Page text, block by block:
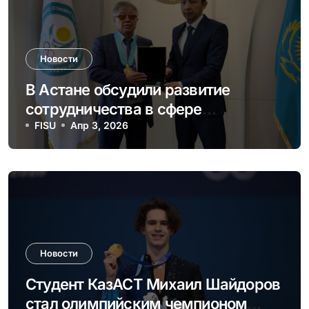
Новости
В Астане обсудили развитие
сотрудничества в сфере
студенческого спорта и
олимпийского движения
FISU Апр 3, 2026
Новости
Студент КазАСТ Михаил Шайдоров
стал олимпийским чемпионом